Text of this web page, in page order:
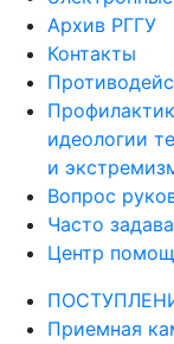
Архив РГГУ
Контакты
идеологии
и
Вопрос
Часто
Центр
Приемная